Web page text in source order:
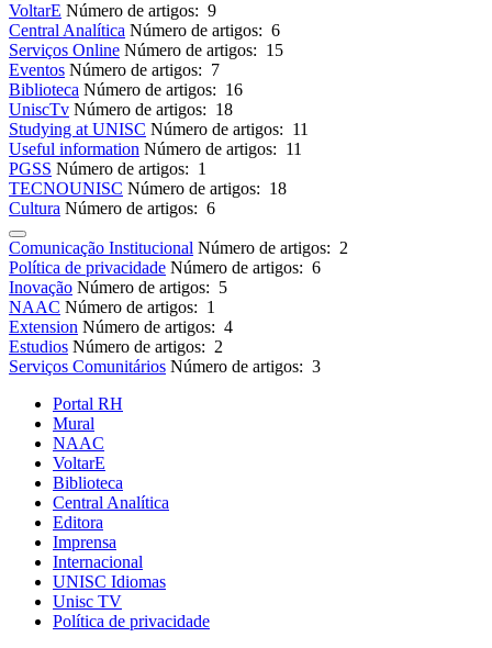
VoltarE Número de artigos: 9
Central Analítica Número de artigos: 6
Serviços Online Número de artigos: 15
Eventos Número de artigos: 7
Biblioteca Número de artigos: 16
UniscTv Número de artigos: 18
Studying at UNISC Número de artigos: 11
Useful information Número de artigos: 11
PGSS Número de artigos: 1
TECNOUNISC Número de artigos: 18
Cultura Número de artigos: 6
Comunicação Institucional Número de artigos: 2
Política de privacidade Número de artigos: 6
Inovação Número de artigos: 5
NAAC Número de artigos: 1
Extension Número de artigos: 4
Estudios Número de artigos: 2
Serviços Comunitários Número de artigos: 3
Portal RH
Mural
NAAC
VoltarE
Biblioteca
Central Analítica
Editora
Imprensa
Internacional
UNISC Idiomas
Unisc TV
Política de privacidade